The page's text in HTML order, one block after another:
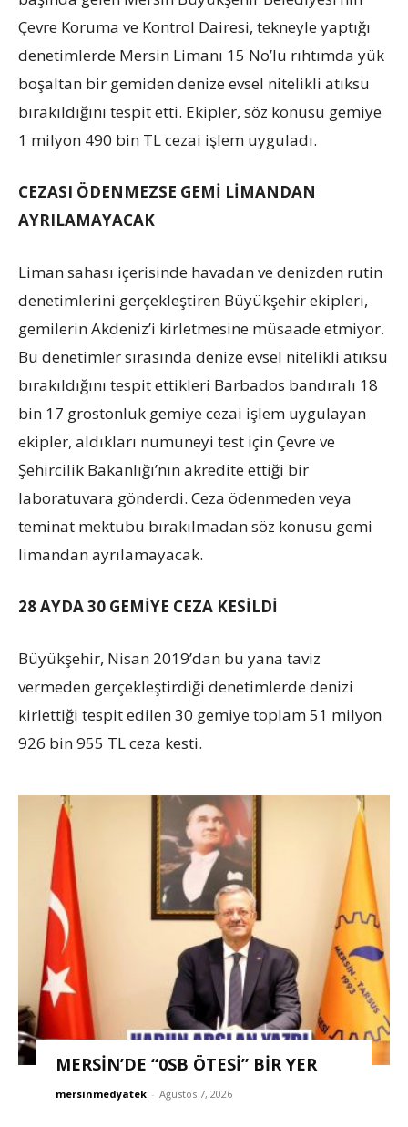
Çevre Koruma ve Kontrol Dairesi, tekneyle yaptığı
denetimlerde Mersin Limanı 15 No’lu rıhtımda yük
boşaltan bir gemiden denize evsel nitelikli atıksu
bırakıldığını tespit etti. Ekipler, söz konusu gemiye
1 milyon 490 bin TL cezai işlem uyguladı.
CEZASI ÖDENMEZSE GEMİ LİMANDAN
AYRILAMAYACAK
Liman sahası içerisinde havadan ve denizden rutin
denetimlerini gerçekleştiren Büyükşehir ekipleri,
gemilerin Akdeniz’i kirletmesine müsaade etmiyor.
Bu denetimler sırasında denize evsel nitelikli atıksu
bırakıldığını tespit ettikleri Barbados bandıralı 18
bin 17 grostonluk gemiye cezai işlem uygulayan
ekipler, aldıkları numuneyi test için Çevre ve
Şehircilik Bakanlığı’nın akredite ettiği bir
laboratuvara gönderdi. Ceza ödenmeden veya
teminat mektubu bırakılmadan söz konusu gemi
limandan ayrılamayacak.
28 AYDA 30 GEMİYE CEZA KESİLDİ
Büyükşehir, Nisan 2019’dan bu yana taviz
vermeden gerçekleştirdiği denetimlerde denizi
kirlettiği tespit edilen 30 gemiye toplam 51 milyon
926 bin 955 TL ceza kesti.
MERSİN’DE “0SB ÖTESİ” BİR YER
mersinmedyatek - Ağustos 7, 2026